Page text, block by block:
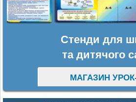
Стенди для
та дитячого
МАГАЗИН